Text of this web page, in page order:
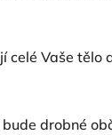
Vaše
drobné